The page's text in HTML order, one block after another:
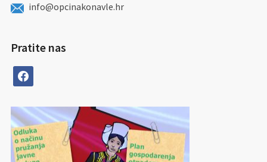
info@opcinakonavle.hr
Pratite nas
facebook